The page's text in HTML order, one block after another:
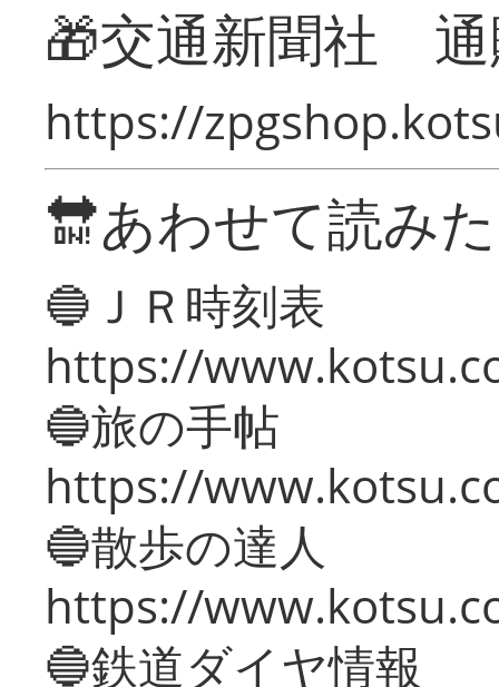
🎁交通新聞社
https://
🔛あわせて読み
🔵ＪＲ時刻表
https://
🔵旅の手帖
https://
🔵散歩の達人
https://
🔵鉄道ダイヤ情報